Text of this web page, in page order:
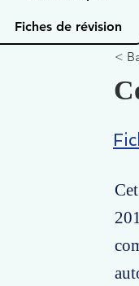
Fiches de révision
<